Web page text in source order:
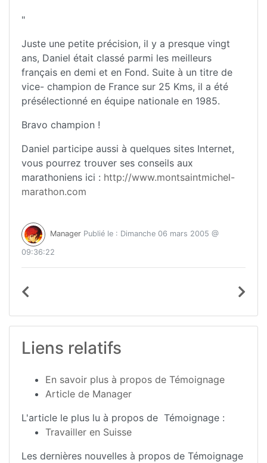
"
Juste une petite précision, il y a presque vingt
ans, Daniel était classé parmi les meilleurs
français en demi et en Fond. Suite à un titre de
vice- champion de France sur 25 Kms, il a été
présélectionné en équipe nationale en 1985.
Bravo champion !
Daniel participe aussi à quelques sites Internet,
vous pourrez trouver ses conseils aux
marathoniens ici : http://www.montsaintmichel-
marathon.com
Manager Publié le : Dimanche 06 mars 2005 @
09:36:22
Liens relatifs
En savoir plus à propos de Témoignage
Article de Manager
L'article le plus lu à propos de Témoignage :
Travailler en Suisse
Les dernières nouvelles à propos de Témoignage